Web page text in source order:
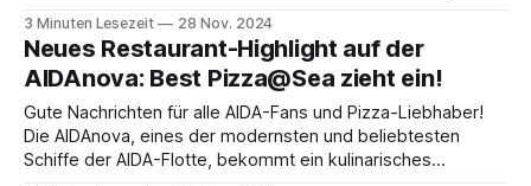
wieder spannend für Kreuzfahrtfans: Der Black Friday steht
vor
3 Minuten Lesezeit 28 Nov. 2024
Neues Restaurant-Highlight auf der
AIDAnova: Best Pizza@Sea zieht ein!
Gute Nachrichten für alle AIDA-Fans und Pizza-Liebhaber!
Die AIDAnova, eines der modernsten und beliebtesten
Schiffe der AIDA-Flotte, bekommt ein kulinarisches